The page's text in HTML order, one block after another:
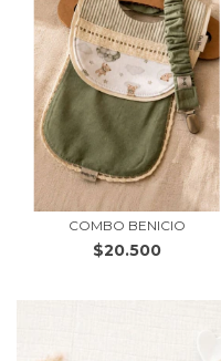
COMBO BENICIO
$20.500